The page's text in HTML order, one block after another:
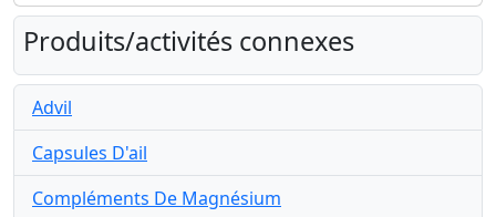
Produits/activités connexes
Advil
Capsules D'ail
Compléments De Magnésium